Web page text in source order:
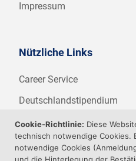
Impressum
Nützliche Links
Career Service
Deutschlandstipendium
WHZ Firmenstipendium
Weitere Angebote der WHZ
Cookie-Richtlinie: Diese
technisch notwendige Cookies.
notwendige Cookies